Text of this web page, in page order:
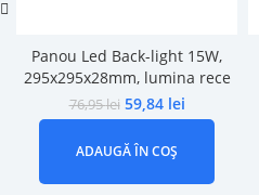
Panou Led Back-light 15W,
295x295x28mm, lumina rece
76,95lei 59,84 lei
ADAUGĂ ÎN COȘ